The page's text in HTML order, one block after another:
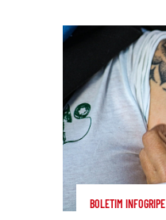
BOLETIM INFOGRIPE